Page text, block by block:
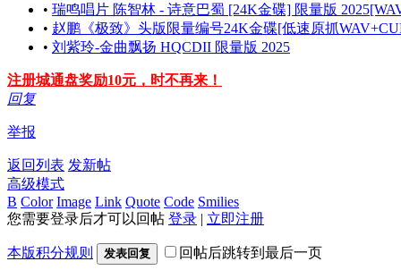
• 瑞鸣唱片 陈智林 - 诗意巴蜀 [24K金碟] 限量版
• 赵鹏《极致》头版限量编号24K金碟[低速原抓
• 刘紫玲-金曲飘扬 HQCDII 限量版 2025
注册城通盘奖励10元，时不再来！
回复
举报
返回列表 发新帖
高级模式
B Color Image Link Quote Code Smilies
您需要登录后才可以回帖 登录 | 立即注册
本版积分规则 发表回复 回帖后跳转到最后一页